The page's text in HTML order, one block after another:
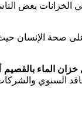
في الخزانات بعض
صحة الإنسان
الماء بالقصيم
السنوي